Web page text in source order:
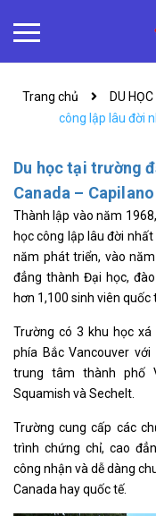
Trang chủ DU
công lập lâu đời
Du học tại trường
Canada –
Thành lập vào năm 1968,
học công lập lâu đời
năm phát triển, vào
đẳng thành Đại học,
hơn 1,100 sinh viên quốc
Trường có 3 khu học
phía Bắc Vancouver
trung tâm thành phố
Squamish và Sechelt.
Trường cung cấp các
trình chứng chỉ, cao
công nhận và dễ dàng
Canada hay quốc tế.